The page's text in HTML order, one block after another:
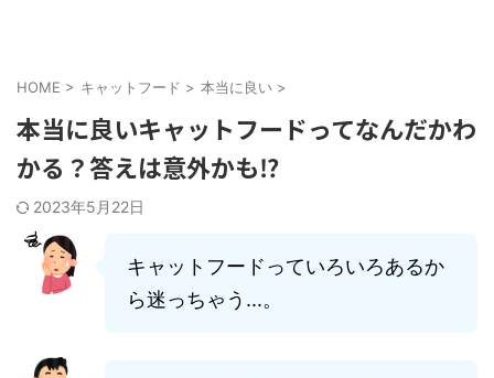
HOME > キャットフード > 本当に良い >
本当に良いキャットフードってなんだかわ
かる？答えは意外かも⁉
2023年5月22日
キャットフードっていろいろあるか
ら迷っちゃう...。